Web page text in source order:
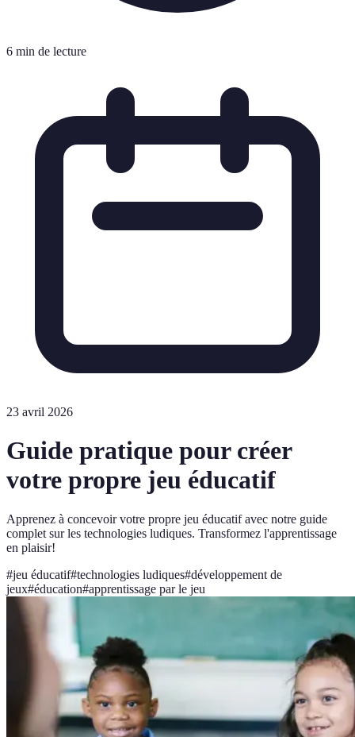
6 min de lecture
23 avril 2026
Guide pratique pour créer
votre propre jeu éducatif
Apprenez à concevoir votre propre jeu éducatif avec notre guide
complet sur les technologies ludiques. Transformez l'apprentissage
en plaisir!
#jeu éducatif#technologies ludiques#développement de
jeux#éducation#apprentissage par le jeu